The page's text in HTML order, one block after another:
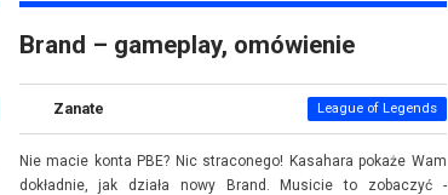
Brand – gameplay, omówienie
Zanate League of Legends
Nie macie konta PBE? Nic straconego! Kasahara pokaże Wam
dokładnie, jak działa nowy Brand. Musicie to zobaczyć -